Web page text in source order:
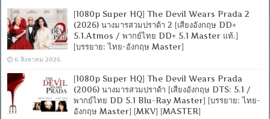
[1080p Super HQ] The Devil Wears Prada 2
(2026) นางมารสวมปราด้า 2 [เสียงอังกฤษ DD+
5.1.Atmos / พากย์ไทย DD+ 5.1 Master แท้.]
[บรรยาย: ไทย-อังกฤษ Master]
6 สิงหาคม 2026
[1080p Super HQ] The Devil Wears Prada
(2006) นางมารสวมปราด้า [เสียงอังกฤษ DTS: 5.1 /
พากย์ไทย DD 5.1 Blu-Ray Master] [บรรยาย: ไทย-
อังกฤษ Master] [MKV] [MASTER]